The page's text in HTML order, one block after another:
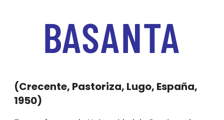
BASANTA
(Crecente, Pastoriza, Lugo, España,
1950)